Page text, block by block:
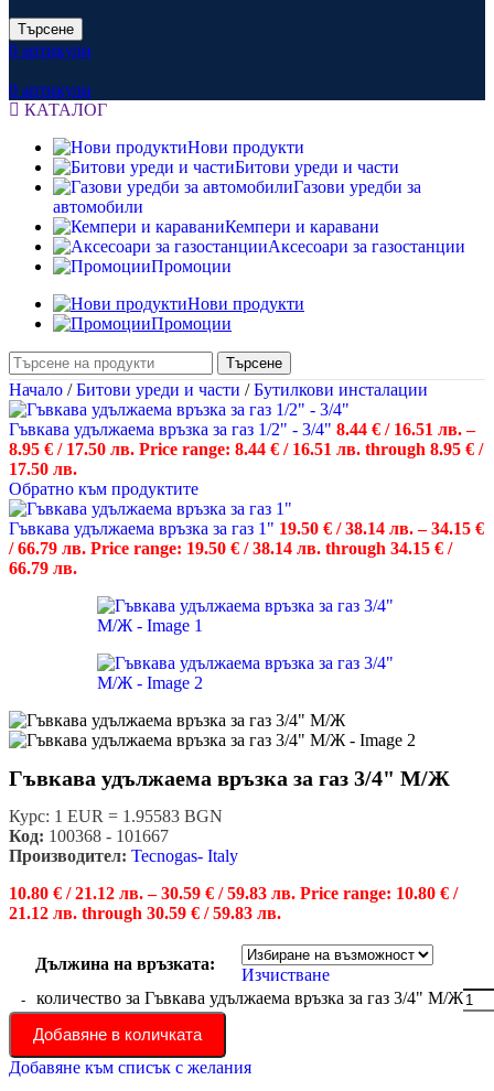
Търсене
0 артикули
0 артикули
КАТАЛОГ
Нови продукти
Битови уреди и части
Газови уредби за
автомобили
Кемпери и каравани
Аксесоари за газостанции
Промоции
Нови продукти
Промоции
Търсене
Начало / Битови уреди и части / Бутилкови инсталации
Гъвкава удължаема връзка за газ 1/2" - 3/4" 8.44 € / 16.51 лв.–
8.95 € / 17.50 лв. Price range: 8.44 € / 16.51 лв. through 8.95 € /
17.50 лв.
Обратно към продуктите
Гъвкава удължаема връзка за газ 1" 19.50 € / 38.14 лв.– 34.15 €
/ 66.79 лв. Price range: 19.50 € / 38.14 лв. through 34.15 € /
66.79 лв.
Гъвкава удължаема връзка за газ 3/4" М/Ж
Курс: 1 EUR = 1.95583 BGN
Код: 100368 - 101667
Производител: Tecnogas- Italy
10.80 € / 21.12 лв.– 30.59 € / 59.83 лв. Price range: 10.80 € /
21.12 лв. through 30.59 € / 59.83 лв.
Дължина на връзката:
Изчистване
количество за Гъвкава удължаема връзка за газ 3/4" М/Ж
Добавяне в количката
Добавяне към списък с желания